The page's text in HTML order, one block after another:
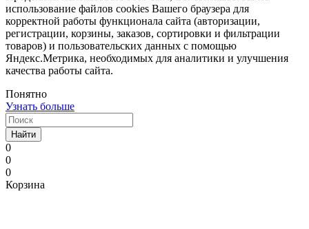
использование файлов cookies Вашего браузера для
корректной работы функционала сайта (авторизации,
регистрации, корзины, заказов, сортировки и фильтрации
товаров) и пользовательских данных с помощью
Яндекс.Метрика, необходимых для аналитики и улучшения
качества работы сайта.
Понятно
Узнать больше
Найти
0
0
0
Корзина